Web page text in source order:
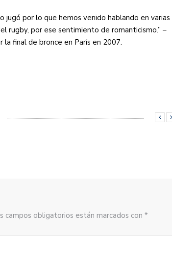
por lo que hemos venido hablando en varias
rugby, por ese sentimiento de romanticismo.” –
final de bronce en París en 2007.
campos obligatorios están marcados con *